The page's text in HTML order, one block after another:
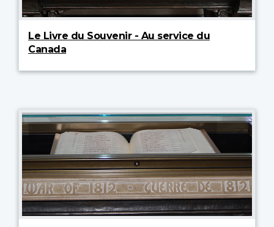
Le Livre du Souvenir - Au service du
Canada